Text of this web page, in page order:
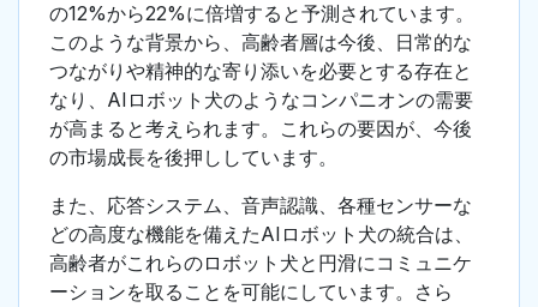
の12%から22%に倍増すると予測されています。
このような背景から、高齢者層は今後、日常的な
つながりや精神的な寄り添いを必要とする存在と
なり、AIロボット犬のようなコンパニオンの需要
が高まると考えられます。これらの要因が、今後
の市場成長を後押ししています。
また、応答システム、音声認識、各種センサーな
どの高度な機能を備えたAIロボット犬の統合は、
高齢者がこれらのロボット犬と円滑にコミュニケ
ーションを取ることを可能にしています。さら